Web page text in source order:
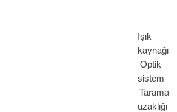
Işık
kaynağı
Optik
sistem
Tarama
uzaklığı